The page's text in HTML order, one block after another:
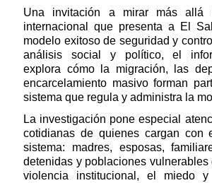
Una invitación a mirar más allá
internacional que presenta a El
modelo exitoso de seguridad y
análisis social y político, el
explora cómo la migración, las
encarcelamiento masivo forman
sistema que regula y administra la
La investigación pone especial
cotidianas de quienes cargan con
sistema: madres, esposas,
detenidas y poblaciones vulnerables
violencia institucional, el miedo y